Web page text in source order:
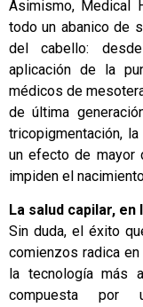
Asimismo, Medical
todo un abanico de
del cabello:
aplicación de la
médicos de
de última
tricopigmentación,
un efecto de mayor
impiden el
La salud capilar,
Sin duda, el éxito
comienzos radica
la tecnología más
compuesta por